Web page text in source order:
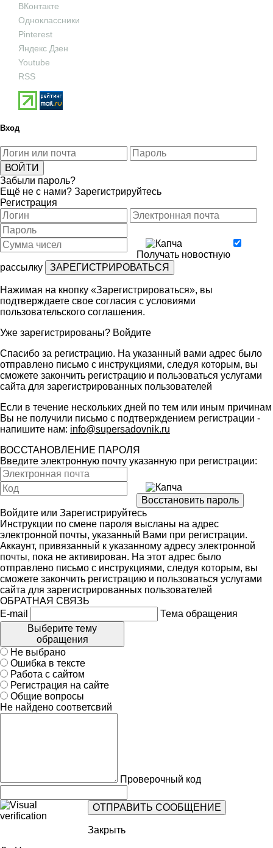
ВКонтакте
Одноклассники
Pinterest
Яндекс Дзен
Youtube
RSS
Вход
Забыли пароль?
Ещё не с нами? Зарегистрируйтесь
Регистрация
Получать новостную
рассылку
Нажимая на кнопку «Зарегистрироваться», вы
подтверждаете свое согласия с условиями
пользовательского соглашения.
Уже зарегистрированы? Войдите
Спасибо за регистрацию. На указанный вами адрес было
отправлено письмо с инструкциями, следуя которым, вы
сможете закончить регистрацию и пользоваться услугами
сайта для зарегистрированных пользователей
Если в течение нескольких дней по тем или иным причинам
Вы не получили письмо с подтверждением регистрации -
напишите нам: info@supersadovnik.ru
ВОССТАНОВЛЕНИЕ ПАРОЛЯ
Введите электронную почту указанную при регистрации:
Войдите или Зарегистрируйтесь
Инструкции по смене пароля высланы на адрес
электронной почты, указанный Вами при регистрации.
Аккаунт, привязанный к указанному адресу электронной
почты, пока не активирован. На этот адрес было
отправлено письмо с инструкциями, следуя которым, вы
сможете закончить регистрацию и пользоваться услугами
сайта для зарегистрированных пользователей
ОБРАТНАЯ СВЯЗЬ
E-mail
Тема обращения
Выберите тему
обращения
Не выбрано
Ошибка в тексте
Работа с сайтом
Регистрация на сайте
Общие вопросы
Не найдено соответсвий
Проверочный код
Закрыть